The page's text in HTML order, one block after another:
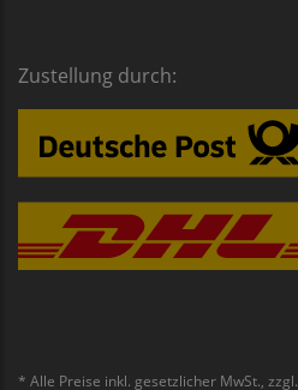
Zustellung durch:
* Alle Preise inkl. gesetzlicher MwSt., zzgl.